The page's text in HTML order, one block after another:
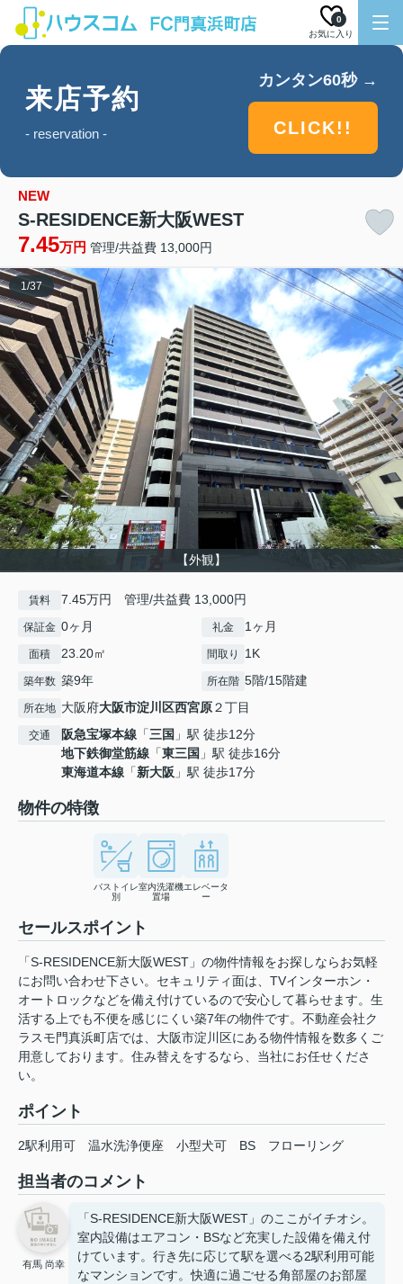
お気に入り
0
来店予約
- reservation -
カンタン60秒 →
CLICK!!
NEW
S-RESIDENCE新大阪WEST
7.45万円 管理/共益費 13,000円
【外観】
1/37
賃料 7.45万円 管理/共益費 13,000円
保証金 0ヶ月 礼金 1ヶ月
面積 23.20㎡ 間取り 1K
築年数 築9年 所在階 5階/15階建
所在地 大阪府大阪市淀川区西宮原２丁目
交通 阪急宝塚本線 「三国 」駅 徒歩12分
地下鉄御堂筋線 「東三国 」駅 徒歩16分
東海道本線 「新大阪 」駅 徒歩17分
物件の特徴
バストイレ
別
室内洗濯機
置場
エレベータ
ー
セールスポイント
「S-RESIDENCE新大阪WEST」の物件情報をお探しならお気軽
にお問い合わせ下さい。セキュリティ面は、TVインターホン・
オートロックなどを備え付けているので安心して暮らせます。生
活する上でも不便を感じにくい築7年の物件です。不動産会社ク
ラスモ門真浜町店では、大阪市淀川区にある物件情報を数多くご
用意しております。住み替えをするなら、当社にお任せくださ
い。
ポイント
2駅利用可 温水洗浄便座 小型犬可 BS フローリング
担当者のコメント
有馬 尚幸
「S-RESIDENCE新大阪WEST」のここがイチオシ。
室内設備はエアコン・BSなど充実した設備を備え付
けています。行き先に応じて駅を選べる2駅利用可能
なマンションです。快適に過ごせる角部屋のお部屋